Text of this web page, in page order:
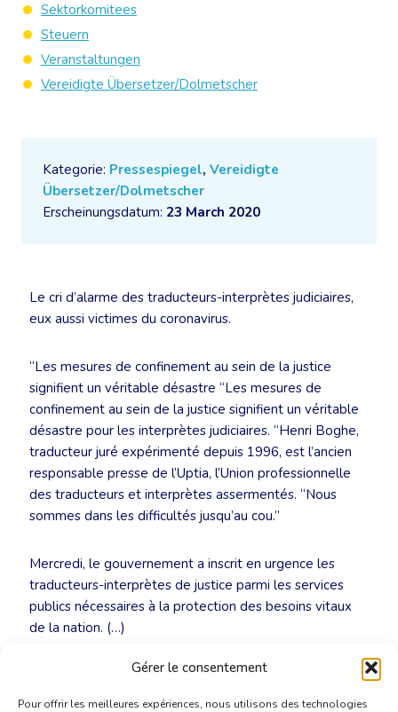
Gérer le consentement
Pour offrir les meilleures expériences, nous utilisons des technologies
Kategorie: Pressespiegel, Vereidigte
Übersetzer/Dolmetscher
Erscheinungsdatum: 23 March 2020
Le cri d’alarme des traducteurs-interprètes judiciaires,
eux aussi victimes du coronavirus.
“Les mesures de confinement au sein de la justice
signifient un véritable désastre “Les mesures de
confinement au sein de la justice signifient un véritable
désastre pour les interprètes judiciaires. “Henri Boghe,
traducteur juré expérimenté depuis 1996, est l’ancien
responsable presse de l’Uptia, l’Union professionnelle
des traducteurs et interprètes assermentés. “Nous
sommes dans les difficultés jusqu’au cou.”
Mercredi, le gouvernement a inscrit en urgence les
traducteurs-interprètes de justice parmi les services
publics nécessaires à la protection des besoins vitaux
de la nation. (…)
Lire l’article sur le site de DH Les Sports
Sektorkomitees
Steuern
Veranstaltungen
Vereidigte Übersetzer/Dolmetscher